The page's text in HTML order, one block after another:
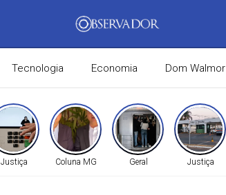
Tecnologia Economia Dom Walmor
Justiça Coluna MG Geral Justiça